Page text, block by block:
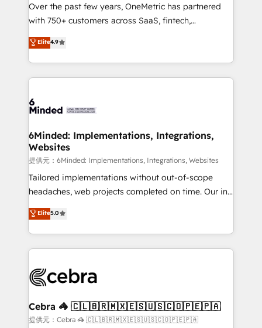
Award: Best Integration • 150+ successful HubSpot
projects • Clients in 30+ industries • Proprietary
technology for integrations • Multilingual team:
English, Spanish, Portuguese & Italian 👉 Grow
smarter with AI and HubSpot.
Over the past few years, OneMetric has partnered
with 750+ customers across SaaS, fintech,
healthcare, real estate, and other industries. With
150+ HubSpot-certified experts, we deliver scalable
solutions to complex GTM and RevOps challenges.
Our Expertise 🔹 Onboarding & Implementation:
tailored to your GTM motion. 🔹 Migrations: Move
downtime. 🔹 RevOps Strategy: Align teams,
processes, and data to drive revenue efficiency. 🔹
Integrations: Connect HubSpot with your tech stack
for better adoption. 🔹 Custom Solutions: Build
tailored apps, workflows, and configurations. We are
our commitment to data security and compliance. At
OneMetric, we help revenue teams focus on the
Elite4.9
6Minded: Implementations, Integrations,
Websites
提供元：6Minded: Implementations, Integrations, Websites
Tailored implementations without out-of-scope
headaches, web projects completed on time. Our in-
house team of certified CRM architects, experts,
developers, designers, and marketers handles all
aspects of your HubSpot. ✨ 400+ global clients ✨
100+ seamless migrations from 15+ different CRMs
implementations, and 5,000+ pages ✨ CS: Clients
CS: 245% organic growth & +751% new visitors for a
full-funnel HubSpot project ✨ CS: 415% conversion
Elite5.0
Cebra 🦓 🇨🇱🇧🇷🇲🇽🇪🇸🇺🇸🇨🇴🇵🇪🇵🇦
提供元：Cebra 🦓 🇨🇱🇧🇷🇲🇽🇪🇸🇺🇸🇨🇴🇵🇪🇵🇦